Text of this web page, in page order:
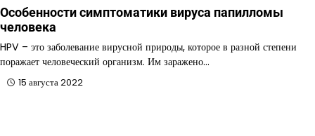
Особенности симптоматики вируса папилломы
человека
HPV – это заболевание вирусной природы, которое в разной степени
поражает человеческий организм. Им заражено…
15 августа 2022